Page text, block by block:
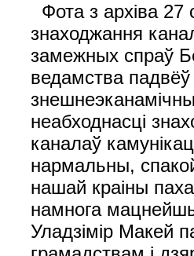
Фота з архіва
знаходжання
замежных спраў
ведамства падвёў
неабходнасці
каналаў
нармальны,
нашай краіны
намнога
Уладзімір Макей